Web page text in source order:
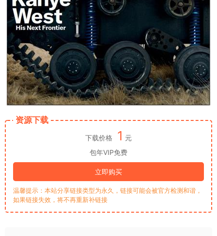
资源下载
下载价格 1 元
包年VIP免费
立即购买
温馨提示：本站分享链接类型为永久，链接可能会被官方检测和谐，
如果链接失效，将不再重新补链接